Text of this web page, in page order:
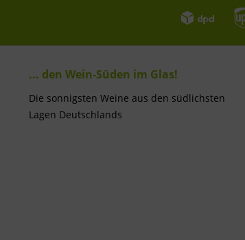
... den Wein-Süden im Glas!
Die sonnigsten Weine aus den südlichsten
Lagen Deutschlands